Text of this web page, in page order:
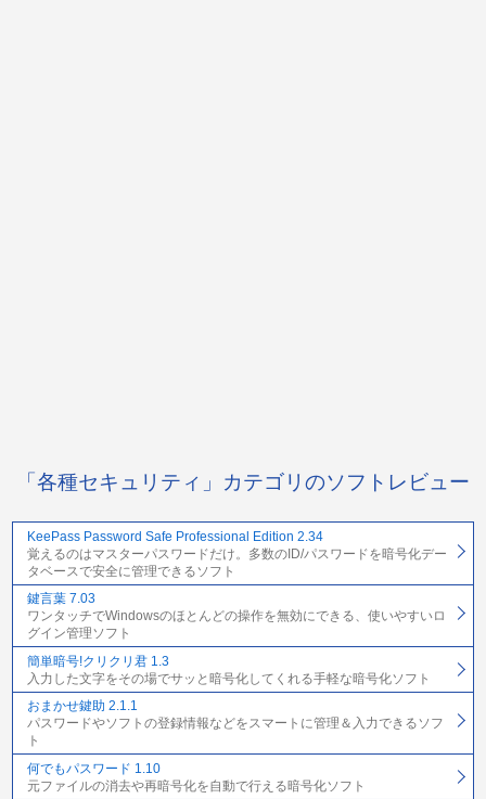
「各種セキュリティ」カテゴリのソフトレビュー
KeePass Password Safe Professional Edition 2.34
覚えるのはマスターパスワードだけ。多数のID/パスワードを暗号化デー
タベースで安全に管理できるソフト
鍵言葉 7.03
ワンタッチでWindowsのほとんどの操作を無効にできる、使いやすいロ
グイン管理ソフト
簡単暗号!クリクリ君 1.3
入力した文字をその場でサッと暗号化してくれる手軽な暗号化ソフト
おまかせ鍵助 2.1.1
パスワードやソフトの登録情報などをスマートに管理＆入力できるソフ
ト
何でもパスワード 1.10
元ファイルの消去や再暗号化を自動で行える暗号化ソフト